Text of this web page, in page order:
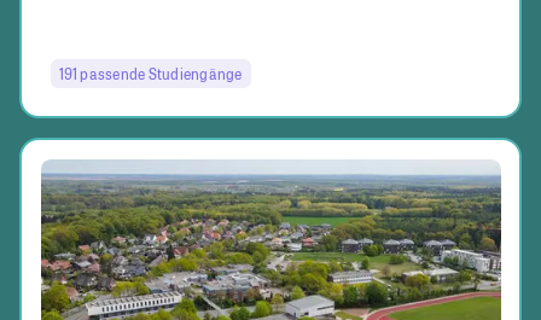
191 passende Studiengänge